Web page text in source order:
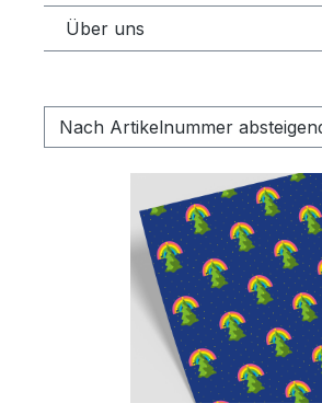
Über uns